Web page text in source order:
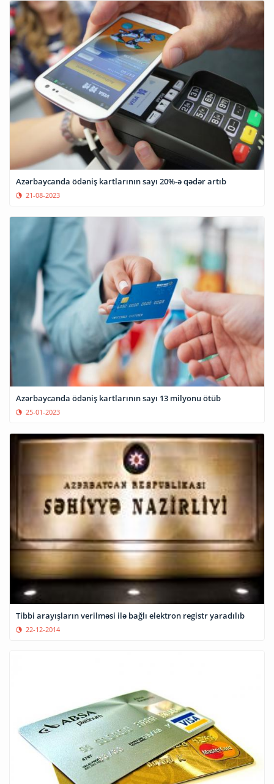
Azərbaycanda ödəniş kartlarının sayı 20%-ə qədər artıb
21-08-2023
Azərbaycanda ödəniş kartlarının sayı 13 milyonu ötüb
25-01-2023
Tibbi arayışların verilməsi ilə bağlı elektron registr yaradılıb
22-12-2014